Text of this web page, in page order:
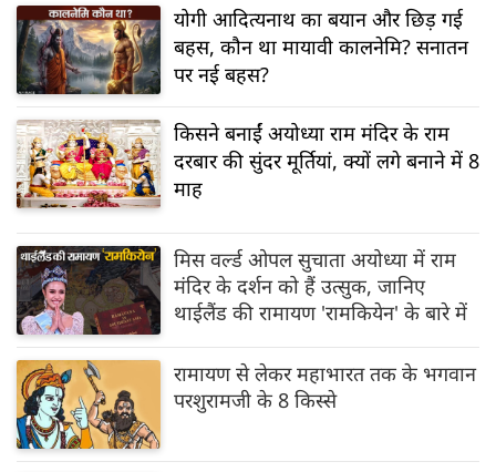
योगी आदित्यनाथ का बयान और छिड़ गई
बहस, कौन था मायावी कालनेमि? सनातन
पर नई बहस?
किसने बनाईं अयोध्या राम मंदिर के राम
दरबार की सुंदर मूर्तियां, क्यों लगे बनाने में 8
माह
मिस वर्ल्ड ओपल सुचाता अयोध्या में राम
मंदिर के दर्शन को हैं उत्सुक, जानिए
थाईलैंड की रामायण 'रामकियेन' के बारे में
रामायण से लेकर महाभारत तक के भगवान
परशुरामजी के 8 किस्से